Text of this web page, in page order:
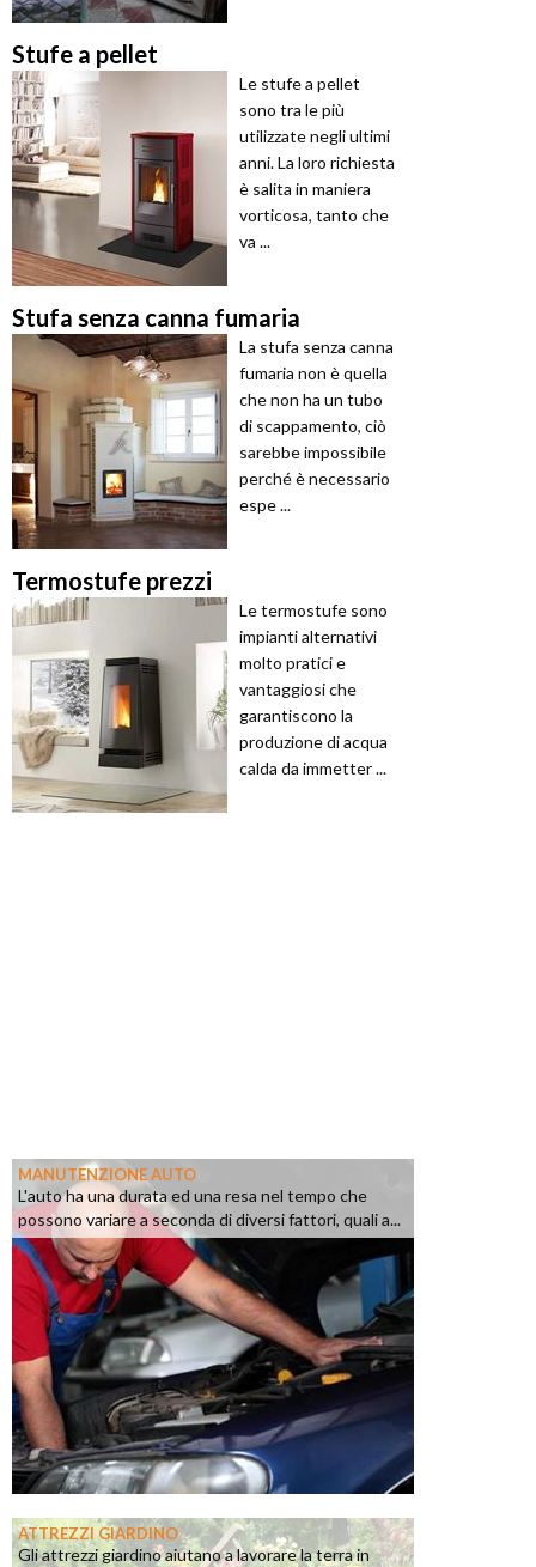
Stufe a pellet
Le stufe a pellet
sono tra le più
utilizzate negli ultimi
anni. La loro richiesta
è salita in maniera
vorticosa, tanto che
va ...
Stufa senza canna fumaria
La stufa senza canna
fumaria non è quella
che non ha un tubo
di scappamento, ciò
sarebbe impossibile
perché è necessario
espe ...
Termostufe prezzi
Le termostufe sono
impianti alternativi
molto pratici e
vantaggiosi che
garantiscono la
produzione di acqua
calda da immetter ...
MANUTENZIONE AUTO
L'auto ha una durata ed una resa nel tempo che
possono variare a seconda di diversi fattori, quali a...
ATTREZZI GIARDINO
Gli attrezzi giardino aiutano a lavorare la terra in